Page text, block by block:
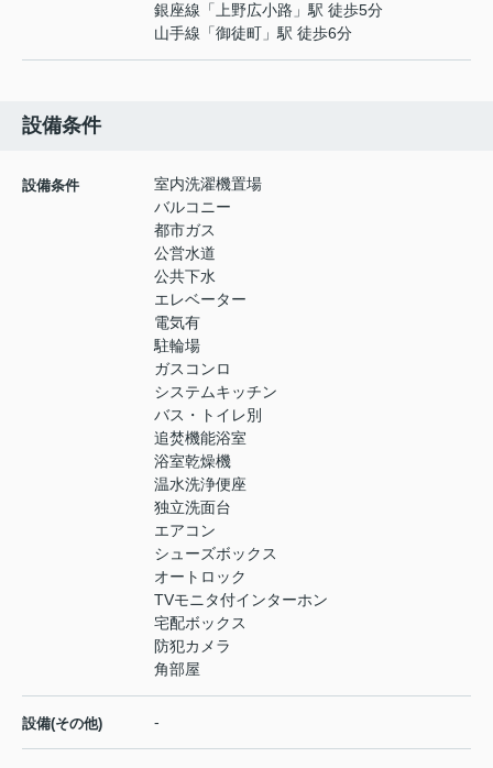
銀座線 「上野広小路 」駅 徒歩5分
山手線 「御徒町 」駅 徒歩6分
設備条件
設備条件
室内洗濯機置場
バルコニー
都市ガス
公営水道
公共下水
エレベーター
電気有
駐輪場
ガスコンロ
システムキッチン
バス・トイレ別
追焚機能浴室
浴室乾燥機
温水洗浄便座
独立洗面台
エアコン
シューズボックス
オートロック
TVモニタ付インターホン
宅配ボックス
防犯カメラ
角部屋
設備(その他) -